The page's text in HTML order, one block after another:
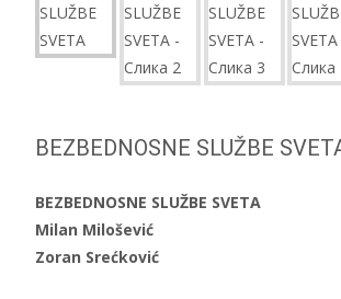
BEZBEDNOSNE SLUŽBE
BEZBEDNOSNE SLUŽBE SVETA
Milan Milošević
Zoran Srećković